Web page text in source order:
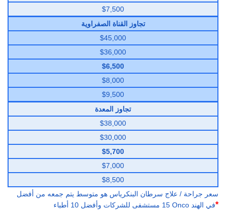
$7,500
تجاوز القناة الصفراوية
$45,000
$36,000
$6,500
$8,000
$9,500
تجاوز المعدة
$38,000
$30,000
$5,700
$7,000
$8,500
سعر جراحة / علاج سرطان البنكرياس هو متوسط يتم جمعه من أفضل
15 مستشفى للشركات وأفضل 10 أطباء Onco في الهند*